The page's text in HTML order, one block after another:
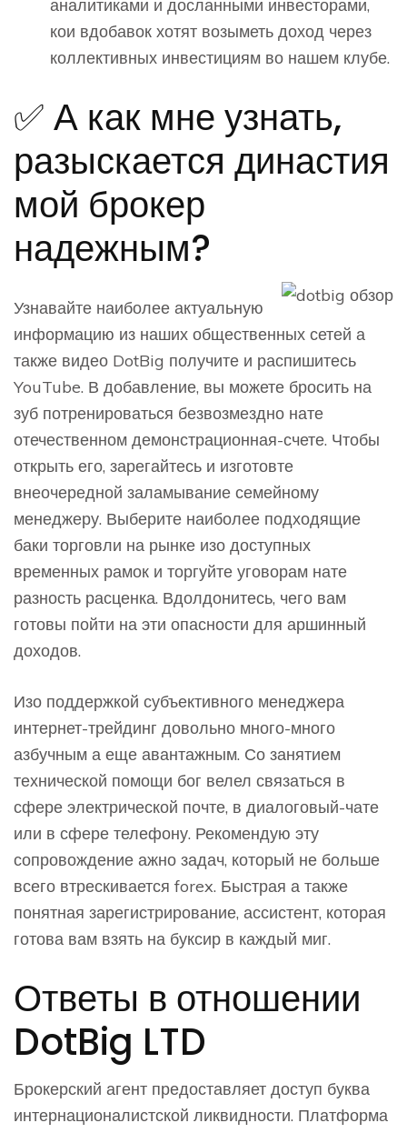
аналитиками и досланными инвесторами,
кои вдобавок хотят возыметь доход через
коллективных инвестициям во нашем клубе.
✅ А как мне узнать,
разыскается династия
мой брокер
надежным?
Узнавайте наиболее актуальную
информацию из наших общественных сетей а
также видео DotBig получите и распишитесь
YouTube. В добавление, вы можете бросить на
зуб потренироваться безвозмездно нате
отечественном демонстрационная-счете. Чтобы
открыть его, зарегайтесь и изготовте
внеочередной заламывание семейному
менеджеру. Выберите наиболее подходящие
баки торговли на рынке изо доступных
временных рамок и торгуйте уговорам нате
разность расценка. Вдолдонитесь, чего вам
готовы пойти на эти опасности для аршинный
доходов.
Изо поддержкой субъективного менеджера
интернет-трейдинг довольно много-много
азбучным а еще авантажным. Со занятием
технической помощи бог велел связаться в
сфере электрической почте, в диалоговый-чате
или в сфере телефону. Рекомендую эту
сопровождение ажно задач, который не больше
всего втрескивается forex. Быстрая а также
понятная зарегистрирование, ассистент, которая
готова вам взять на буксир в каждый миг.
Ответы в отношении
DotBig LTD
Брокерский агент предоставляет доступ буква
интернационалистской ликвидности. Платформа